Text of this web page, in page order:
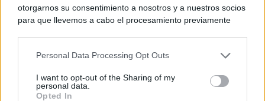
otorgarnos su consentimiento a nosotros y a nuestros socios
para que llevemos a cabo el procesamiento previamente
negar su consentimiento. Tenga en cuenta que algún
de su consentimiento, pero usted tiene el derecho de
rechazar tal procesamiento. Sus preferencias se aplicarán
Personal Data Processing Opt Outs
I want to opt-out of the Sharing of my
personal data.
Opted In